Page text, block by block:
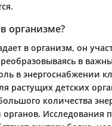
организме?
в организм, он
в
в энергоснабжении
растущих детских
количества
органов. Исследования